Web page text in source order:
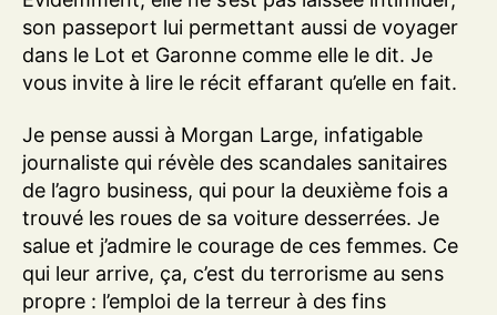
son passeport lui permettant aussi de voyager
dans le Lot et Garonne comme elle le dit. Je
vous invite à lire le récit effarant qu’elle en fait.
Je pense aussi à Morgan Large, infatigable
journaliste qui révèle des scandales sanitaires
de l’agro business, qui pour la deuxième fois a
trouvé les roues de sa voiture desserrées. Je
salue et j’admire le courage de ces femmes. Ce
qui leur arrive, ça, c’est du terrorisme au sens
propre : l’emploi de la terreur à des fins